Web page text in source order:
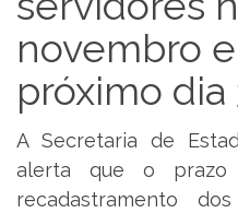
novembro
próximo dia
A Secretaria de
alerta que o prazo
recadastramento